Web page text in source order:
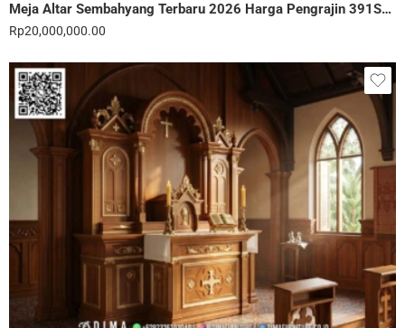
Meja Altar Sembahyang Terbaru 2026 Harga Pengrajin 391STC
Rp20,000,000.00